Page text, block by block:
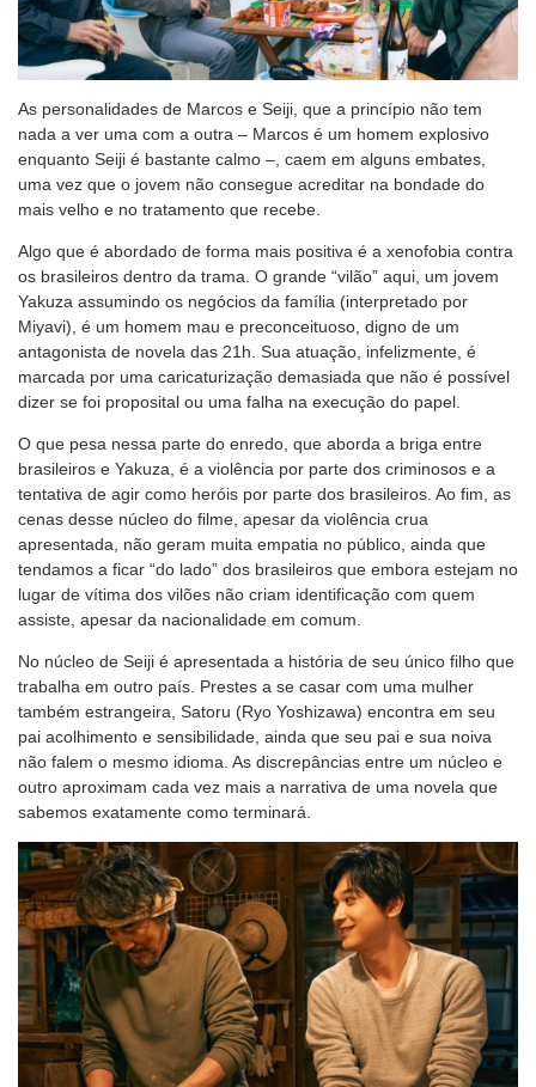
As personalidades de Marcos e Seiji, que a princípio não tem
nada a ver uma com a outra – Marcos é um homem explosivo
enquanto Seiji é bastante calmo –, caem em alguns embates,
uma vez que o jovem não consegue acreditar na bondade do
mais velho e no tratamento que recebe.
Algo que é abordado de forma mais positiva é a xenofobia contra
os brasileiros dentro da trama. O grande “vilão” aqui, um jovem
Yakuza assumindo os negócios da família (interpretado por
Miyavi), é um homem mau e preconceituoso, digno de um
antagonista de novela das 21h. Sua atuação, infelizmente, é
marcada por uma caricaturização demasiada que não é possível
dizer se foi proposital ou uma falha na execução do papel.
O que pesa nessa parte do enredo, que aborda a briga entre
brasileiros e Yakuza, é a violência por parte dos criminosos e a
tentativa de agir como heróis por parte dos brasileiros. Ao fim, as
cenas desse núcleo do filme, apesar da violência crua
apresentada, não geram muita empatia no público, ainda que
tendamos a ficar “do lado” dos brasileiros que embora estejam no
lugar de vítima dos vilões não criam identificação com quem
assiste, apesar da nacionalidade em comum.
No núcleo de Seiji é apresentada a história de seu único filho que
trabalha em outro país. Prestes a se casar com uma mulher
também estrangeira, Satoru (Ryo Yoshizawa) encontra em seu
pai acolhimento e sensibilidade, ainda que seu pai e sua noiva
não falem o mesmo idioma. As discrepâncias entre um núcleo e
outro aproximam cada vez mais a narrativa de uma novela que
sabemos exatamente como terminará.